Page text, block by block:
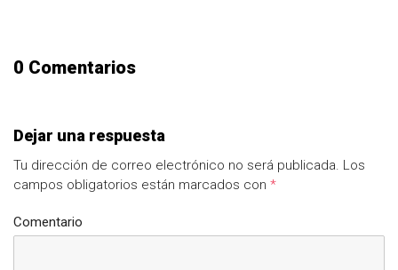
0 Comentarios
Dejar una respuesta
Tu dirección de correo electrónico no será publicada. Los
campos obligatorios están marcados con *
Comentario